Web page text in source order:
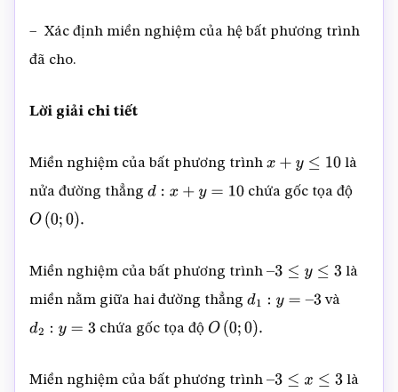
– Xác định miền nghiệm của hệ bất phương trình
đã cho.
Lời giải chi tiết
Miền nghiệm của bất phương trình x+ y ≤10
là
nửa đường thẳng d x +y = 10 chứa gốc tọa độ
O 0;0 ).
Miền nghiệm của bất phương trình 3≤y≤3
là
miền nằm giữa hai đường thẳng d1 y = –3 và
d2 y = 3 chứa gốc tọa độ O( 0;0 ).
Miền nghiệm của bất phương trình 3≤x≤ 3
là